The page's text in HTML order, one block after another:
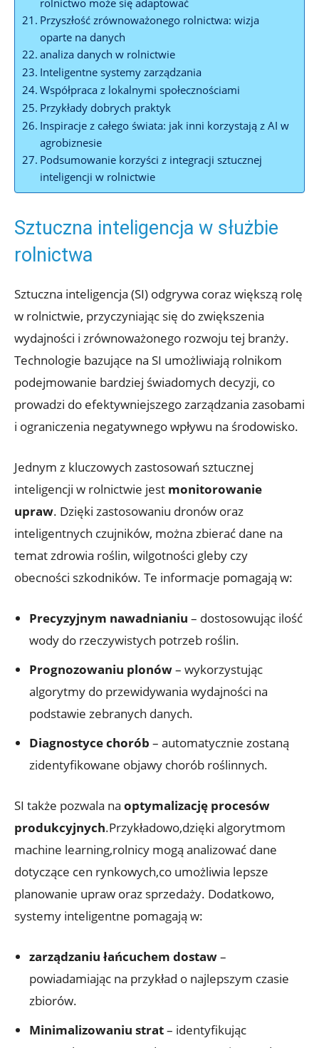
Przyszłość zrównoważonego rolnictwa: wizja
oparte na danych
analiza danych w rolnictwie
Inteligentne systemy zarządzania
Współpraca z lokalnymi społecznościami
Przykłady dobrych praktyk
Inspiracje z całego świata: jak inni korzystają z AI w
agrobiznesie
Podsumowanie korzyści z integracji sztucznej
inteligencji w rolnictwie
Sztuczna inteligencja w służbie
rolnictwa
Sztuczna inteligencja (SI) odgrywa coraz większą rolę
w rolnictwie, przyczyniając się do zwiększenia
wydajności i zrównoważonego rozwoju tej branży.
Technologie bazujące na SI umożliwiają rolnikom
podejmowanie bardziej świadomych decyzji, co
prowadzi do efektywniejszego zarządzania zasobami
i ograniczenia negatywnego wpływu na środowisko.
Jednym z kluczowych zastosowań sztucznej
inteligencji w rolnictwie jest monitorowanie
upraw. Dzięki zastosowaniu dronów oraz
inteligentnych czujników, można zbierać dane na
temat zdrowia roślin, wilgotności gleby czy
obecności szkodników. Te informacje pomagają w:
Precyzyjnym nawadnianiu – dostosowując ilość
wody do rzeczywistych potrzeb roślin.
Prognozowaniu plonów– wykorzystując
algorytmy do przewidywania wydajności na
podstawie zebranych danych.
Diagnostyce chorób – automatycznie zostaną
zidentyfikowane objawy chorób roślinnych.
SI także pozwala na optymalizację procesów
produkcyjnych.Przykładowo,dzięki algorytmom
machine learning,rolnicy mogą analizować dane
dotyczące cen rynkowych,co umożliwia lepsze
planowanie upraw oraz sprzedaży. Dodatkowo,
systemy inteligentne pomagają w:
zarządzaniu łańcuchem dostaw–
powiadamiając na przykład o najlepszym czasie
zbiorów.
Minimalizowaniu strat– identyfikując